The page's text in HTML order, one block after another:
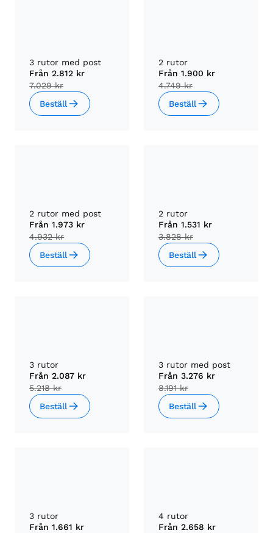
3 rutor med post
Från 2.812 kr
7.029 kr
Beställ
2 rutor
Från 1.900 kr
4.749 kr
Beställ
2 rutor med post
Från 1.973 kr
4.932 kr
Beställ
2 rutor
Från 1.531 kr
3.828 kr
Beställ
3 rutor
Från 2.087 kr
5.218 kr
Beställ
3 rutor med post
Från 3.276 kr
8.191 kr
Beställ
3 rutor
Från 1.661 kr
4 rutor
Från 2.658 kr